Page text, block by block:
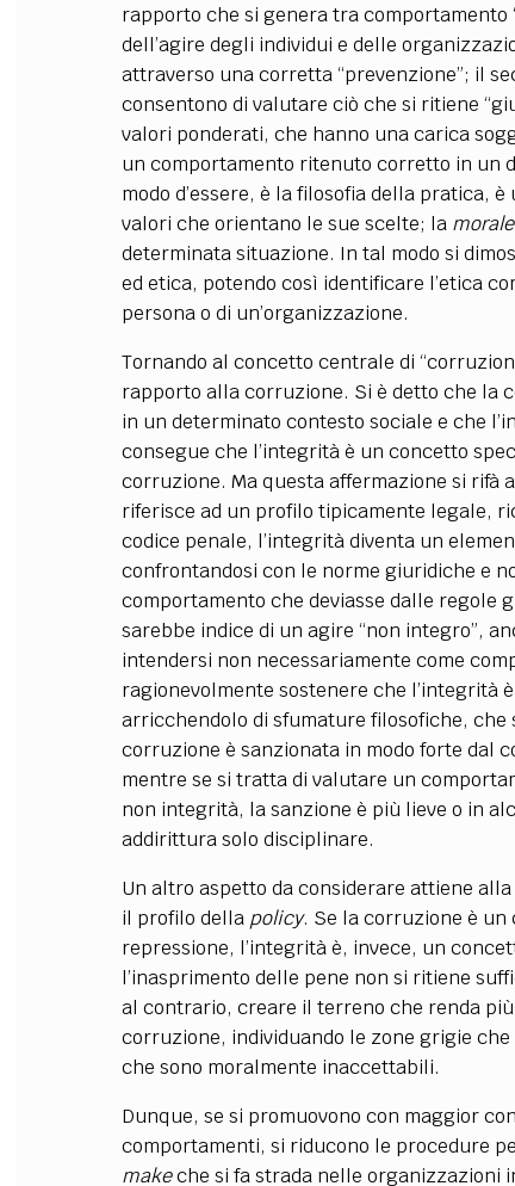
rapporto che si genera tra comportamento
dell’agire degli individui e delle
attraverso una corretta “prevenzione”; il
consentono di valutare ciò che si ritiene
valori ponderati, che hanno una carica
un comportamento ritenuto corretto in un
modo d’essere, è la filosofia della pratica,
valori che orientano le sue scelte; la morale
determinata situazione. In tal modo si
ed etica, potendo così identificare l’etica
persona o di un’organizzazione.
Tornando al concetto centrale di
rapporto alla corruzione. Si è detto che la
in un determinato contesto sociale e che
consegue che l’integrità è un concetto
corruzione. Ma questa affermazione si rifà
riferisce ad un profilo tipicamente legale,
codice penale, l’integrità diventa un
confrontandosi con le norme giuridiche e
comportamento che deviasse dalle
sarebbe indice di un agire “non integro”,
intendersi non necessariamente come
ragionevolmente sostenere che
arricchendolo di sfumature filosofiche, che
corruzione è sanzionata in modo forte dal
mentre se si tratta di valutare un
non integrità, la sanzione è più lieve o in
addirittura solo disciplinare.
Un altro aspetto da considerare attiene
il profilo della policy. Se la corruzione è
repressione, l’integrità è, invece, un
l’inasprimento delle pene non si ritiene
al contrario, creare il terreno che renda
corruzione, individuando le zone grigie
che sono moralmente inaccettabili.
Dunque, se si promuovono con maggior
comportamenti, si riducono le procedure
makeche si fa strada nelle organizzazioni